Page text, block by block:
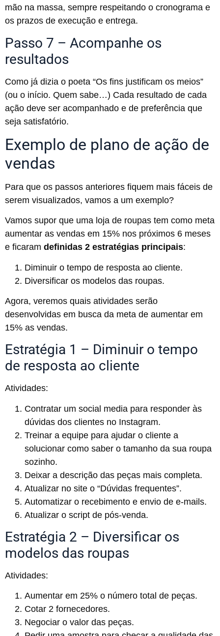
mão na massa, sempre respeitando o cronograma e
os prazos de execução e entrega.
Passo 7 – Acompanhe os
resultados
Como já dizia o poeta “Os fins justificam os meios”
(ou o início. Quem sabe…) Cada resultado de cada
ação deve ser acompanhado e de preferência que
seja satisfatório.
Exemplo de plano de ação de
vendas
Para que os passos anteriores fiquem mais fáceis de
serem visualizados, vamos a um exemplo?
Vamos supor que uma loja de roupas tem como meta
aumentar as vendas em 15% nos próximos 6 meses
e ficaram definidas 2 estratégias principais:
Diminuir o tempo de resposta ao cliente.
Diversificar os modelos das roupas.
Agora, veremos quais atividades serão
desenvolvidas em busca da meta de aumentar em
15% as vendas.
Estratégia 1 – Diminuir o tempo
de resposta ao cliente
Atividades:
Contratar um social media para responder às
dúvidas dos clientes no Instagram.
Treinar a equipe para ajudar o cliente a
solucionar como saber o tamanho da sua roupa
sozinho.
Deixar a descrição das peças mais completa.
Atualizar no site o “Dúvidas frequentes”.
Automatizar o recebimento e envio de e-mails.
Atualizar o script de pós-venda.
Estratégia 2 – Diversificar os
modelos das roupas
Atividades:
Aumentar em 25% o número total de peças.
Cotar 2 fornecedores.
Negociar o valor das peças.